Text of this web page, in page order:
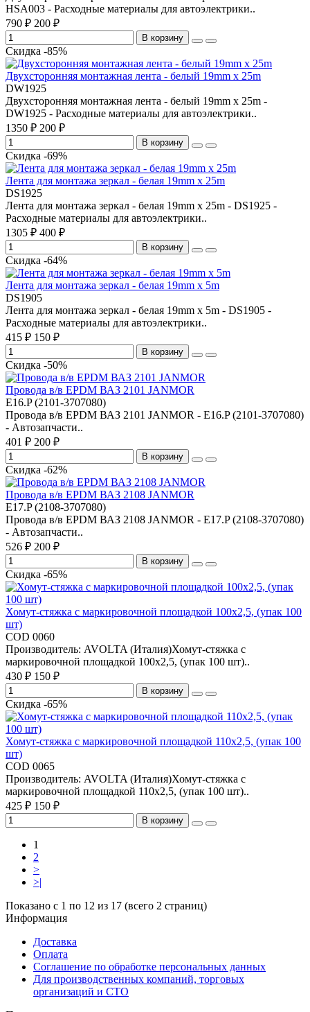
HSA003 - Расходные материалы для автоэлектрики..
790 ₽ 200 ₽
В корзину
Скидка -85%
Двухсторонняя монтажная лента - белый 19mm x 25m
DW1925
Двухсторонняя монтажная лента - белый 19mm x 25m -
DW1925 - Расходные материалы для автоэлектрики..
1350 ₽ 200 ₽
В корзину
Скидка -69%
Лента для монтажа зеркал - белая 19mm x 25m
DS1925
Лента для монтажа зеркал - белая 19mm x 25m - DS1925 -
Расходные материалы для автоэлектрики..
1305 ₽ 400 ₽
В корзину
Скидка -64%
Лента для монтажа зеркал - белая 19mm x 5m
DS1905
Лента для монтажа зеркал - белая 19mm x 5m - DS1905 -
Расходные материалы для автоэлектрики..
415 ₽ 150 ₽
В корзину
Скидка -50%
Провода в/в EPDM ВАЗ 2101 JANMOR
E16.P (2101-3707080)
Провода в/в EPDM ВАЗ 2101 JANMOR - E16.P (2101-3707080)
- Автозапчасти..
401 ₽ 200 ₽
В корзину
Скидка -62%
Провода в/в EPDM ВАЗ 2108 JANMOR
E17.P (2108-3707080)
Провода в/в EPDM ВАЗ 2108 JANMOR - E17.P (2108-3707080)
- Автозапчасти..
526 ₽ 200 ₽
В корзину
Скидка -65%
Хомут-стяжка с маркировочной площадкой 100x2,5, (упак 100
шт)
COD 0060
Производитель: AVOLTA (Италия)Хомут-стяжка с
маркировочной площадкой 100x2,5, (упак 100 шт)..
430 ₽ 150 ₽
В корзину
Скидка -65%
Хомут-стяжка с маркировочной площадкой 110x2,5, (упак 100
шт)
COD 0065
Производитель: AVOLTA (Италия)Хомут-стяжка с
маркировочной площадкой 110x2,5, (упак 100 шт)..
425 ₽ 150 ₽
В корзину
1
2
>
>|
Показано с 1 по 12 из 17 (всего 2 страниц)
Информация
Доставка
Оплата
Соглашение по обработке персональных данных
Для производственных компаний, торговых
организаций и СТО